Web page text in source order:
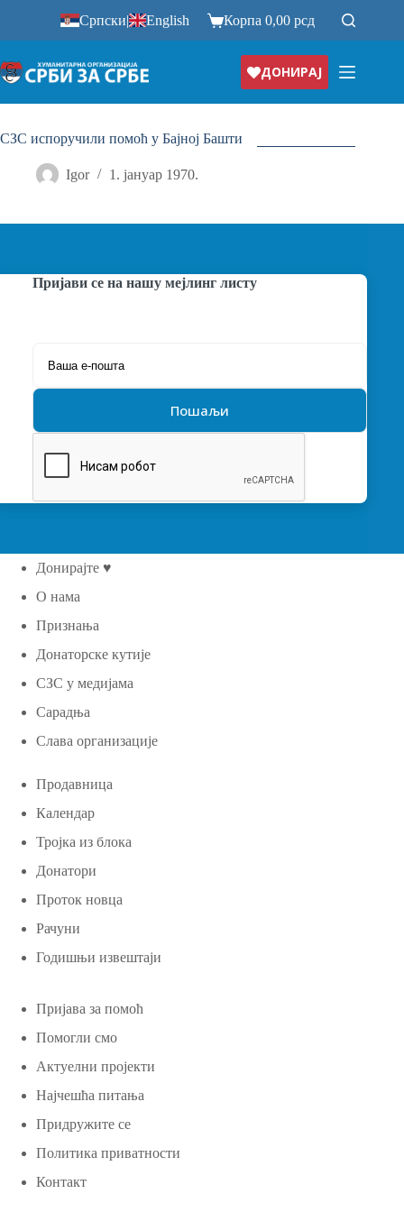
Српски| English Корпа0,00рсд
ДОНИРАЈ
СЗС испоручили помоћ у Бајној Башти
Igor 1. јануар 1970.
Пријави се на нашу мејлинг листу
Донирајте ♥
О нама
Признања
Донаторске кутије
СЗС у медијама
Сарадња
Слава организације
Продавница
Календар
Тројка из блока
Донатори
Проток новца
Рачуни
Годишњи извештаји
Пријава за помоћ
Помогли смо
Актуелни пројекти
Најчешћа питања
Придружите се
Политика приватности
Контакт